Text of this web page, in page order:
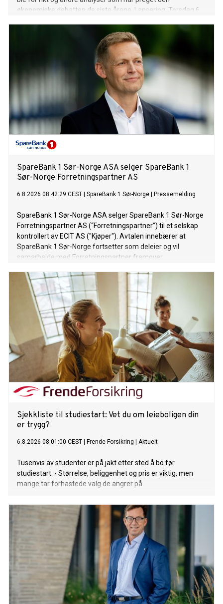
økonomiske debatten de siste årene. Lansering: Torsdag 6.
SpareBank 1 Sør-Norge ASA selger SpareBank 1
Sør-Norge Forretningspartner AS
6.8.2026 08:42:29 CEST SpareBank 1 Sør-Norge Pressemelding
SpareBank 1 Sør-Norge ASA selger SpareBank 1 Sør-Norge
Forretningspartner AS (“Forretningspartner”) til et selskap
kontrollert av ECIT AS ("Kjøper"). Avtalen innebærer at
SpareBank 1 Sør-Norge fortsetter som deleier og vil
samarbeide med Forretningspartner fremover.
Sjekkliste til studiestart: Vet du om leieboligen din
er trygg?
6.8.2026 08:01:00 CEST Frende Forsikring Aktuelt
Tusenvis av studenter er på jakt etter sted å bo før
studiestart. - Størrelse, beliggenhet og pris er viktig, men
mange tar forhastede valg de angrer på.